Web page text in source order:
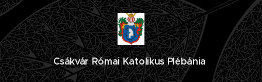
Csákvár Római Katolikus Plébánia